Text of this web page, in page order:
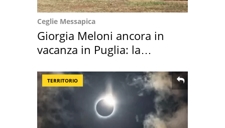
Ceglie Messapica
Giorgia Meloni ancora in
vacanza in Puglia: la
TERRITORIO